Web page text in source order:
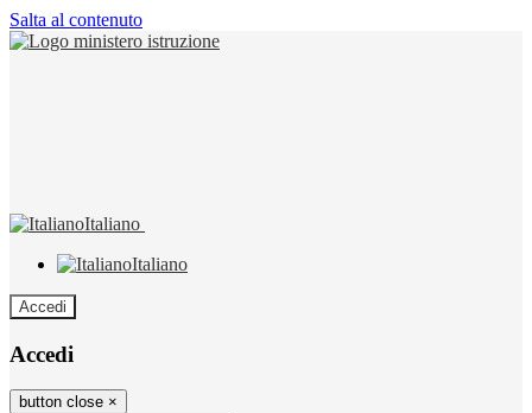
Salta al contenuto
Italiano
Italiano
Accedi
Accedi
button close ×